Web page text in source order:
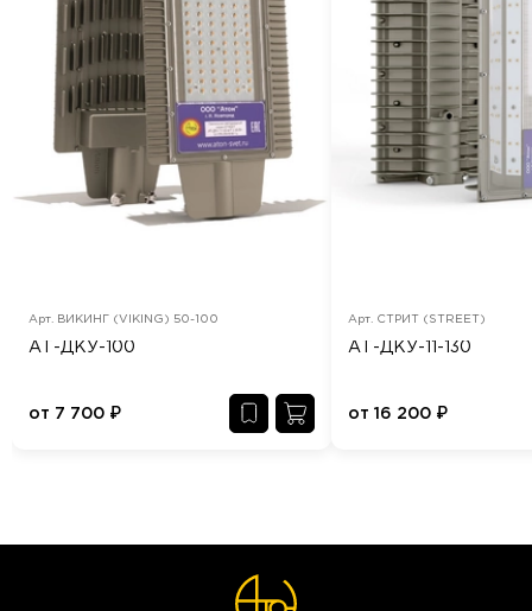
Арт. ВИКИНГ (VIKING) 50-100
АТ-ДКУ-100
от 7 700 ₽
Арт. СТРИТ (STREET)
АТ-ДКУ-11-130
от 16 200 ₽